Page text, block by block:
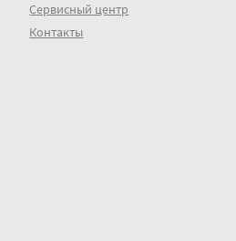
Сервисный центр
Контакты